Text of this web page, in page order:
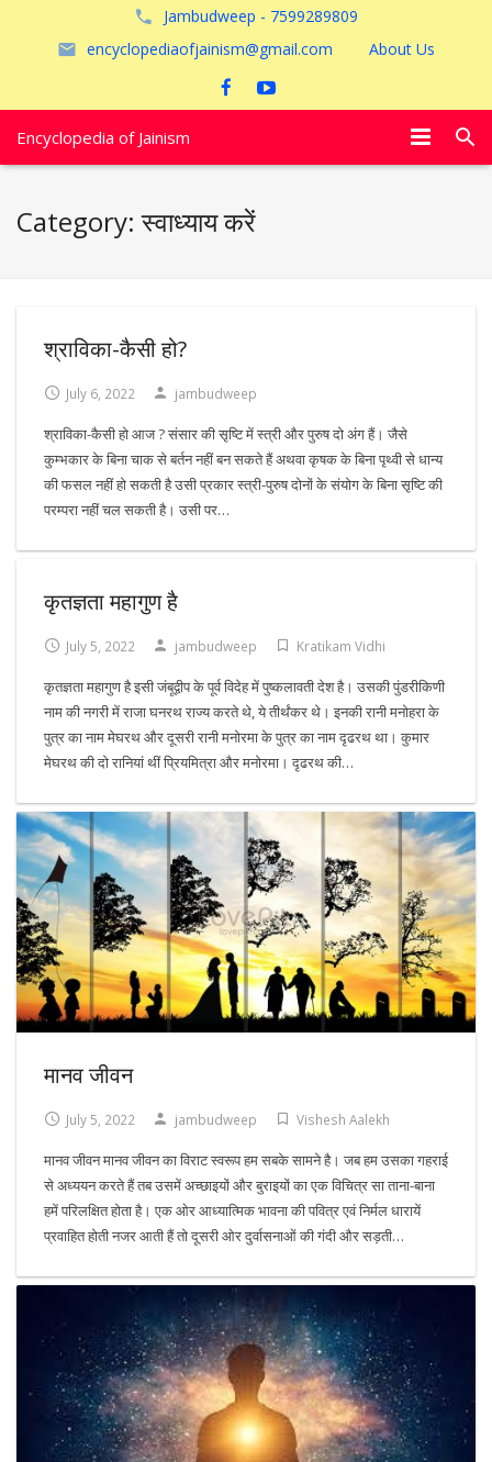
Jambudweep - 7599289809
encyclopediaofjainism@gmail.com
About Us
Encyclopedia of Jainism
अयोध्या
Category:स्वाध्याय करें
श्राविका-कैसी हो?
July 6, 2022 jambudweep
श्राविका-कैसी हो आज ? संसार की सृष्टि में स्त्री और पुरुष दो अंग हैं। जैसे
कुम्भकार के बिना चाक से बर्तन नहीं बन सकते हैं अथवा कृषक के बिना पृथ्वी से धान्य
की फसल नहीं हो सकती है उसी प्रकार स्त्री-पुरुष दोनों के संयोग के बिना सृष्टि की
परम्परा नहीं चल सकती है। उसी पर…
कृतज्ञता महागुण है
July 5, 2022 jambudweep Kratikam Vidhi
कृतज्ञता महागुण है इसी जंबूद्वीप के पूर्व विदेह में पुष्कलावती देश है। उसकी पुंडरीकिणी
नाम की नगरी में राजा घनरथ राज्य करते थे, ये तीर्थंकर थे। इनकी रानी मनोहरा के
पुत्र का नाम मेघरथ और दूसरी रानी मनोरमा के पुत्र का नाम दृढरथ था। कुमार
मेघरथ की दो रानियां थीं प्रियमित्रा और मनोरमा। दृढरथ की…
मानव जीवन
July 5, 2022 jambudweep Vishesh Aalekh
मानव जीवन मानव जीवन का विराट स्वरूप हम सबके सामने है। जब हम उसका गहराई
से अध्ययन करते हैं तब उसमें अच्छाइयों और बुराइयों का एक विचित्र सा ताना-बाना
हमें परिलक्षित होता है। एक ओर आध्यात्मिक भावना की पवित्र एवं निर्मल धारायें
प्रवाहित होती नजर आती हैं तो दूसरी ओर दुर्वासनाओं की गंदी और सड़ती…